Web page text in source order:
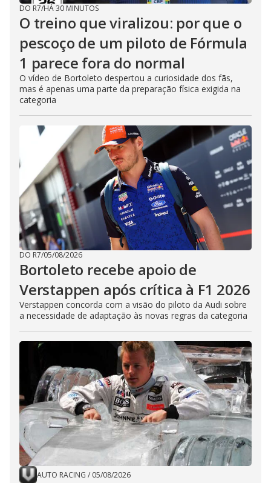
DO R7/HÁ 30 MINUTOS
O treino que viralizou: por que o
pescoço de um piloto de Fórmula
1 parece fora do normal
O vídeo de Bortoleto despertou a curiosidade dos fãs,
mas é apenas uma parte da preparação física exigida na
categoria
DO R7/05/08/2026
Bortoleto recebe apoio de
Verstappen após crítica à F1 2026
Verstappen concorda com a visão do piloto da Audi sobre
a necessidade de adaptação às novas regras da categoria
AUTO RACING / 05/08/2026